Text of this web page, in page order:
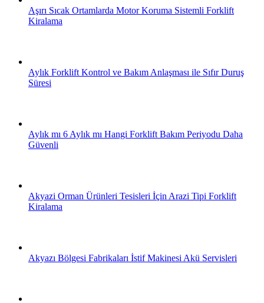
Aşırı Sıcak Ortamlarda Motor Koruma Sistemli Forklift
Kiralama
Aylık Forklift Kontrol ve Bakım Anlaşması ile Sıfır Duruş
Süresi
Aylık mı 6 Aylık mı Hangi Forklift Bakım Periyodu Daha
Güvenli
Akyazi Orman Ürünleri Tesisleri İçin Arazi Tipi Forklift
Kiralama
Akyazı Bölgesi Fabrikaları İstif Makinesi Akü Servisleri